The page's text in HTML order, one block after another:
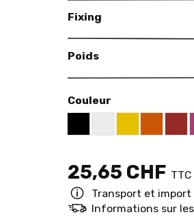
Fixing
Poids
Couleur
White RAL 9003
Yellow RAL
Orange
25,65 CHF TTC
Transport et import
Informations sur